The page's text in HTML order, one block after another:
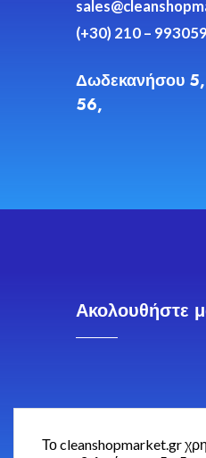
Το cleanshopmarket.gr
(+30) 210 –
Δωδεκανήσου 5,
56,
Ακολουθήστε